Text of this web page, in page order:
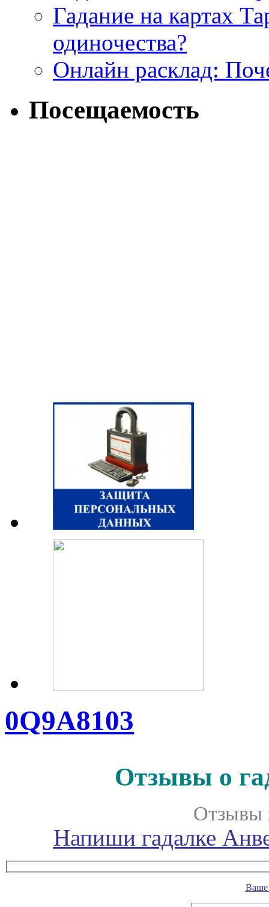
Гадание на картах
одиночества?
Онлайн расклад:
Посещаемость
0Q9A8103
Отзывы о
Отзывы
Напиши гадалке
Ваше